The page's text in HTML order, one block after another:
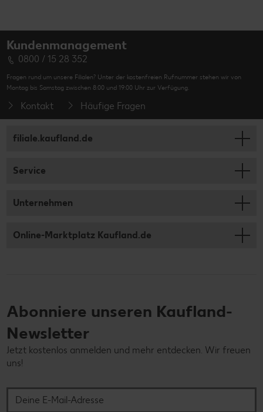
Kundenmanagement
0800 / 15 28 352
Fragen rund um unsere Filialen? Unter der kostenfreien Rufnummer stehen wir von
Montag bis Samstag zwischen 8:00 und 19:00 Uhr zur Verfügung.
Kontakt Häufige Fragen
filiale.kaufland.de
Service
Unternehmen
Online-Marktplatz Kaufland.de
Abonniere unseren Kaufland-
Newsletter
Jetzt kostenlos anmelden und mehr entdecken. Wir freuen
uns!